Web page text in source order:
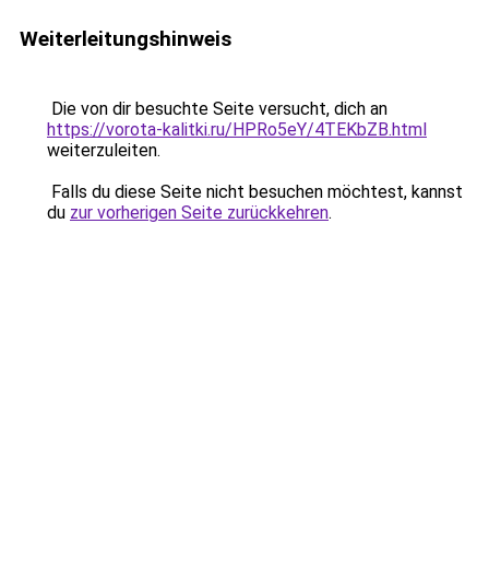
Weiterleitungshinweis
Die von dir besuchte Seite versucht, dich an
https://vorota-kalitki.ru/HPRo5eY/4TEKbZB.html
weiterzuleiten.
Falls du diese Seite nicht besuchen möchtest, kannst
du zur vorherigen Seite zurückkehren.